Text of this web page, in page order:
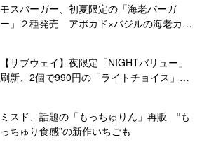
モスバーガー、初夏限定の「海老バーガ
ー」２種発売 アボカド×バジルの海老カツ
【サブウェイ】夜限定「NIGHTバリュー」
刷新、2個で990円の「ライトチョイス」と
ミスド、話題の「もっちゅりん」再販 “も
っちゅり食感”の新作いちごも